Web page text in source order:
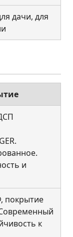
дачи, для
и
покрытие
к